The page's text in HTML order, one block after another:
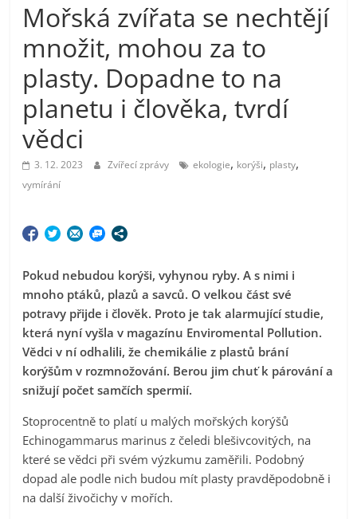
Mořská zvířata se nechtějí
množit, mohou za to
plasty. Dopadne to na
planetu i člověka, tvrdí
vědci
3. 12. 2023 Zvířecí zprávy ekologie, korýši, plasty,
vymírání
Pokud nebudou korýši, vyhynou ryby. A s nimi i
mnoho ptáků, plazů a savců. O velkou část své
potravy přijde i člověk. Proto je tak alarmující studie,
která nyní vyšla v magazínu Enviromental Pollution.
Vědci v ní odhalili, že chemikálie z plastů brání
korýšům v rozmnožování. Berou jim chuť k párování a
snižují počet samčích spermií.
Stoprocentně to platí u malých mořských korýšů
Echinogammarus marinus z čeledi blešivcovitých, na
které se vědci při svém výzkumu zaměřili. Podobný
dopad ale podle nich budou mít plasty pravděpodobně i
na další živočichy v mořích.